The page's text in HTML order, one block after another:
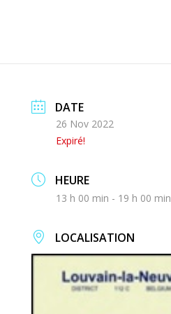
DATE
26 Nov 2022
Expiré!
HEURE
13 h 00 min - 19 h 00 min
LOCALISATION